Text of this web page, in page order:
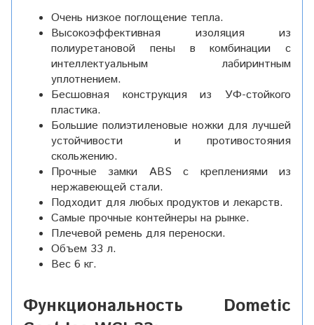
Очень низкое поглощение тепла.
Высокоэффективная изоляция из
полиуретановой пены в комбинации с
интеллектуальным лабиринтным
уплотнением.
Бесшовная конструкция из УФ-стойкого
пластика.
Большие полиэтиленовые ножки для лучшей
устойчивости и противостояния
скольжению.
Прочные замки ABS с креплениями из
нержавеющей стали.
Подходит для любых продуктов и лекарств.
Самые прочные контейнеры на рынке.
Плечевой ремень для переноски.
Объем 33 л.
Вес 6 кг.
Функциональность Dometic